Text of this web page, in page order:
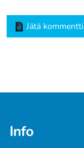
Jätä kommentti
Info